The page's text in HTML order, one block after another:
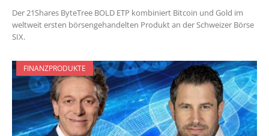
Der 21Shares ByteTree BOLD ETP kombiniert Bitcoin und Gold im
weltweit ersten börsengehandelten Produkt an der Schweizer Börse
SIX.
FINANZPRODUKTE